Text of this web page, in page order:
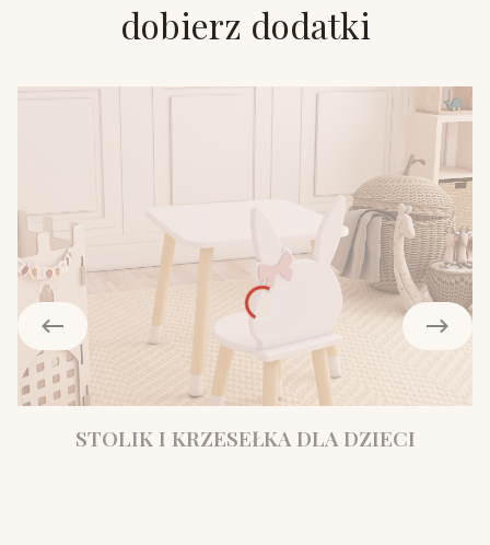
dobierz dodatki
STOLIK I KRZESEŁKA DLA DZIECI